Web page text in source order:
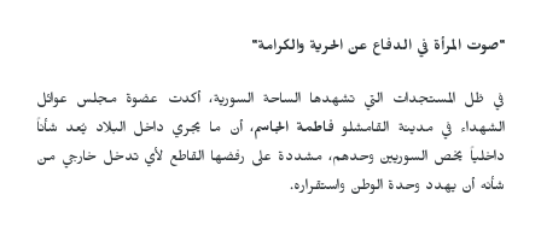
"صوت المرأة في الدفاع عن الحرية والكرامة"
في ظل المستجدات التي تشهدها الساحة السورية، أكدت عضوة مجلس عوائل
الشهداء في مدينة القامشلو فاطمة الجاسم، أن ما يجري داخل البلاد يُعد شأناً
داخلياً يخص السوريين وحدهم، مشددة على رفضها القاطع لأي تدخل خارجي من
شأنه أن يهدد وحدة الوطن واستقراره.